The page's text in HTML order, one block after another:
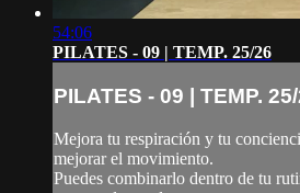
54:06
PILATES - 09 | TEMP. 25/26
PILATES - 09 | TEMP.
Mejora tu respiración y tu
mejorar el movimiento.
Puedes combinarlo dentro de tu